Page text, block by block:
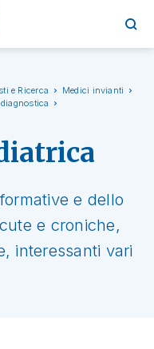
e Ricerca
Medici invianti
e dello
e croniche,
interessanti vari